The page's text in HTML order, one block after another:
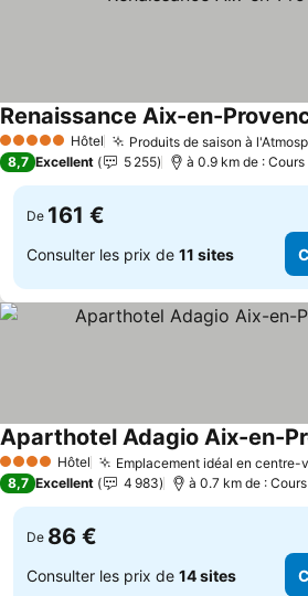
5 Étoiles Hôtel Produits de saison à
Renaissance Aix-en-
8,7 Excellent 5 255 à 0.9 km de :
De 161 €
Consulter les prix de 11 sites
4 Étoiles Hôtel Emplacement idéal en centre-
Aparthotel Adagio Aix-en-
8,7 Excellent 4 983 à 0.7 km de :
De 86 €
Consulter les prix de 14 sites